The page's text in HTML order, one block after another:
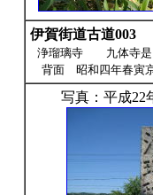
伊賀街道古道003
浄瑠璃寺 九体寺是
背面 昭和四年春寅
写真：平成22